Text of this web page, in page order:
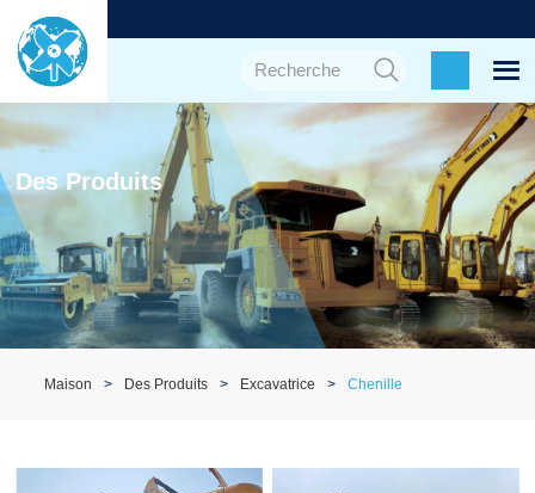
Des Produits
Maison Des Produits Excavatrice Chenille